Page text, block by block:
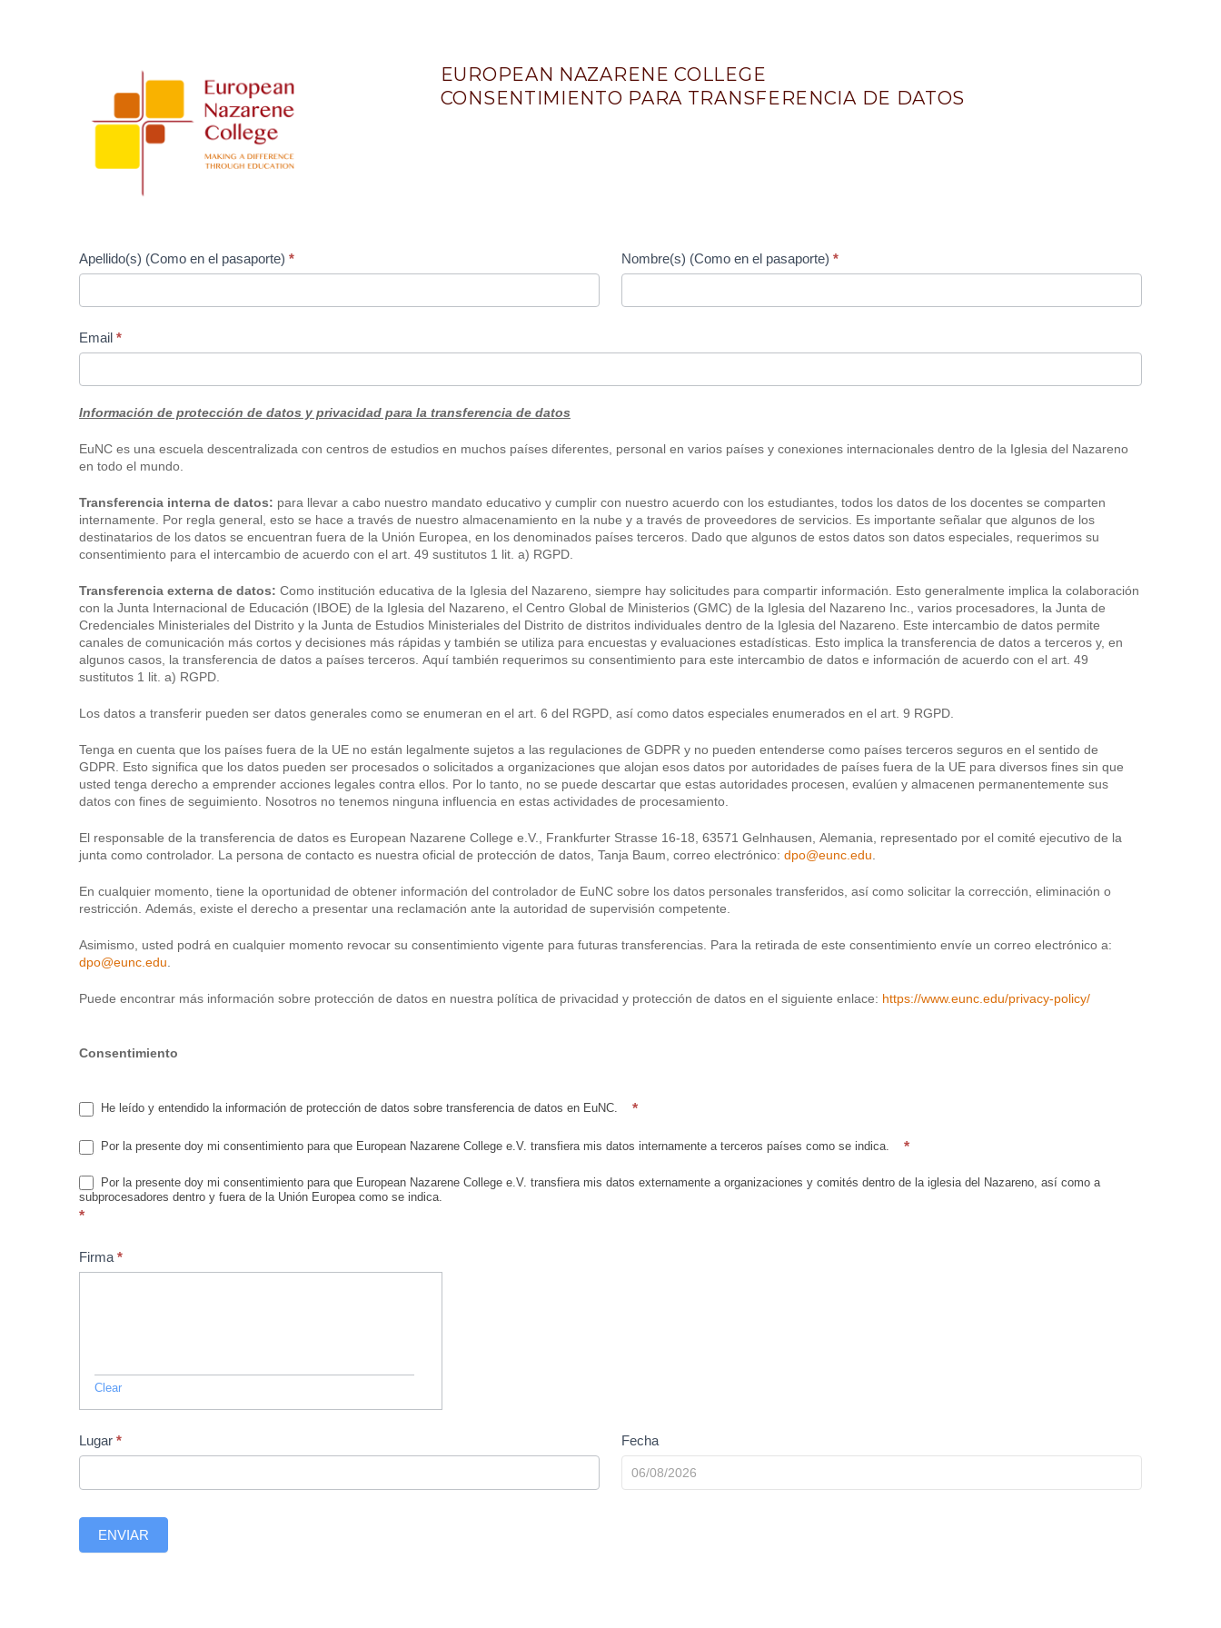
Data
Spanish
EUROPEAN NAZARENE COLLEGE
CONSENTIMIENTO PARA TRANSFERENCIA DE DATOS
Apellido(s) (Como en el pasaporte) * Nombre(s) (Como en el pasaporte) *
Email *
Información de protección de datos y privacidad para la transferencia de datos
EuNC es una escuela descentralizada con centros de estudios en muchos países diferentes, personal en varios países y conexiones internacionales dentro de la Iglesia del Nazareno
en todo el mundo.
Transferencia interna de datos: para llevar a cabo nuestro mandato educativo y cumplir con nuestro acuerdo con los estudiantes, todos los datos de los docentes se comparten
internamente. Por regla general, esto se hace a través de nuestro almacenamiento en la nube y a través de proveedores de servicios. Es importante señalar que algunos de los
destinatarios de los datos se encuentran fuera de la Unión Europea, en los denominados países terceros. Dado que algunos de estos datos son datos especiales, requerimos su
consentimiento para el intercambio de acuerdo con el art. 49 sustitutos 1 lit. a) RGPD.
Transferencia externa de datos: Como institución educativa de la Iglesia del Nazareno, siempre hay solicitudes para compartir información. Esto generalmente implica la colaboración
con la Junta Internacional de Educación (IBOE) de la Iglesia del Nazareno, el Centro Global de Ministerios (GMC) de la Iglesia del Nazareno Inc., varios procesadores, la Junta de
Credenciales Ministeriales del Distrito y la Junta de Estudios Ministeriales del Distrito de distritos individuales dentro de la Iglesia del Nazareno. Este intercambio de datos permite
canales de comunicación más cortos y decisiones más rápidas y también se utiliza para encuestas y evaluaciones estadísticas. Esto implica la transferencia de datos a terceros y, en
algunos casos, la transferencia de datos a países terceros. Aquí también requerimos su consentimiento para este intercambio de datos e información de acuerdo con el art. 49
sustitutos 1 lit. a) RGPD.
Los datos a transferir pueden ser datos generales como se enumeran en el art. 6 del RGPD, así como datos especiales enumerados en el art. 9 RGPD.
Tenga en cuenta que los países fuera de la UE no están legalmente sujetos a las regulaciones de GDPR y no pueden entenderse como países terceros seguros en el sentido de
GDPR. Esto significa que los datos pueden ser procesados o solicitados a organizaciones que alojan esos datos por autoridades de países fuera de la UE para diversos fines sin que
usted tenga derecho a emprender acciones legales contra ellos. Por lo tanto, no se puede descartar que estas autoridades procesen, evalúen y almacenen permanentemente sus
datos con fines de seguimiento. Nosotros no tenemos ninguna influencia en estas actividades de procesamiento.
El responsable de la transferencia de datos es European Nazarene College e.V., Frankfurter Strasse 16-18, 63571 Gelnhausen, Alemania, representado por el comité ejecutivo de la
junta como controlador. La persona de contacto es nuestra oficial de protección de datos, Tanja Baum, correo electrónico: dpo@eunc.edu
En cualquier momento, tiene la oportunidad de obtener información del controlador de EuNC sobre los datos personales transferidos, así como solicitar la corrección, eliminación o
restricción. Además, existe el derecho a presentar una reclamación ante la autoridad de supervisión competente.
Asimismo, usted podrá en cualquier momento revocar su consentimiento vigente para futuras transferencias. Para la retirada de este consentimiento envíe un correo electrónico a:
dpo@eunc.edu
Puede encontrar más información sobre protección de datos en nuestra política de privacidad y protección de datos en el siguiente enlace: https://www.eunc.edu/privacy-policy/
Consentimiento
He leído y entendido la información de protección de datos sobre transferencia de datos en EuNC. *
Por la presente doy mi consentimiento para que European Nazarene College e.V. transfiera mis datos internamente a terceros países como se indica. *
Por la presente doy mi consentimiento para que European Nazarene College e.V. transfiera mis datos externamente a organizaciones y comités dentro de la iglesia del Nazareno, así como a
subprocesadores dentro y fuera de la Unión Europea como se indica.
*
Firma*
Clear
Lugar * Fecha
ENVIAR